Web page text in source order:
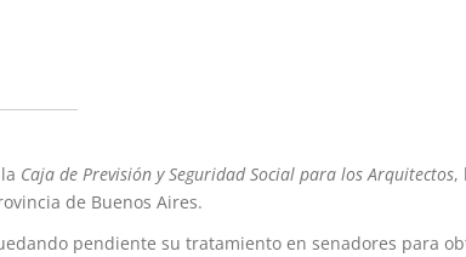
Caja de Previsión y Seguridad Social para los Arquitectos,
de Buenos Aires.
pendiente su tratamiento en senadores para